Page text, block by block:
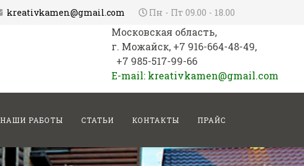
kreativkamen@gmail.com Пн - Пт 09.00 - 18.00
Московская область,
г. Можайск, +7 916-664-48-49,
+7 985-517-99-66
E-mail: kreativkamen@gmail.com
НАШИ РАБОТЫ СТАТЬИ КОНТАКТЫ ПРАЙС